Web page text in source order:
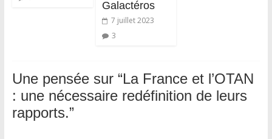
Galactéros
7 juillet 2023
3
Une pensée sur “La France et l’OTAN
: une nécessaire redéfinition de leurs
rapports.”